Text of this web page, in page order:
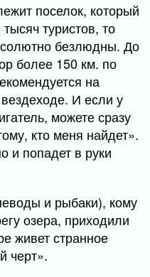
поселок, который
туристов, то
безлюдны. До
более 150 км. по
на
И если у
можете сразу
кто меня найдет».
и попадет в руки
и рыбаки), кому
озера, приходили
живет странное
черт».